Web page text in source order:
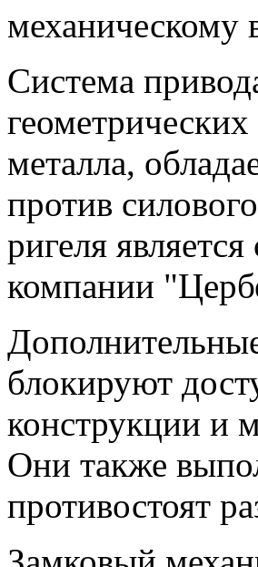
механическому
Система
металла,
против
ригеля
компании
блокируют
конструкции и
Они также
противостоят